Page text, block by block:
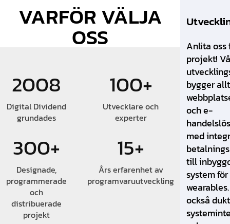
VARFÖR VÄLJA
OSS
2008
Digital Dividend
grundades
100+
Utvecklare och
experter
300+
Designade,
programmerade
och
distribuerade
projekt
15+
Års erfarenhet av
programvaruutveckling
Anlita oss
projekt!
bygger
och e-
med
till
system för
också